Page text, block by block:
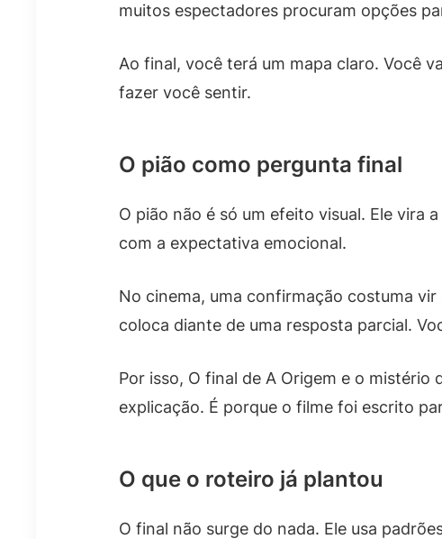
muitos espectadores procuram opções
Ao final, você terá um mapa claro. Você
fazer você sentir.
O pião como pergunta final
O pião não é só um efeito visual. Ele vira
com a expectativa emocional.
No cinema, uma confirmação costuma
coloca diante de uma resposta parcial.
Por isso, O final de A Origem e o
explicação. É porque o filme foi escrito
O que o roteiro já plantou
O final não surge do nada. Ele usa